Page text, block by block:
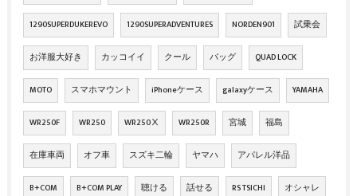
1290SUPERDUKEREVO 1290SUPERADVENTURES NORDEN901 試乗会
お洋服大好き カッコイイ クール バッグ QUAD LOCK
MOTO スマホマウント iPhoneケース galaxyケース YAMAHA
WR250F WR250 WR250Ⅹ WR250R 宮城 福島
在庫車両 オフ車 スズキ二輪 ヤマハ アパレル洋品
B+COM B+COM PLAY 聴ける 話せる RS TSICHI オシャレ